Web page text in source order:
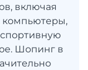
включая
компьютеры,
Шопинг в